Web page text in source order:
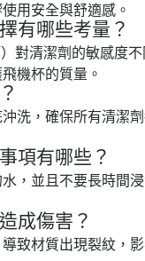
用安全與舒適感。
有哪些考量？
對清潔劑的敏感度
機杯的質量。
洗，確保所有清潔
項有哪些？
，並且不要長時間
成傷害？
致材質出現裂紋，